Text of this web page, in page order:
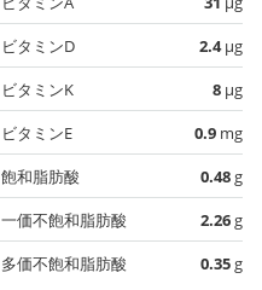
ビタミンD
2.4µg
ビタミンK
8 µg
ビタミンE
0.9 mg
飽和脂肪酸
0.48g
一価不飽和脂肪酸
2.26g
多価不飽和脂肪酸
0.35g